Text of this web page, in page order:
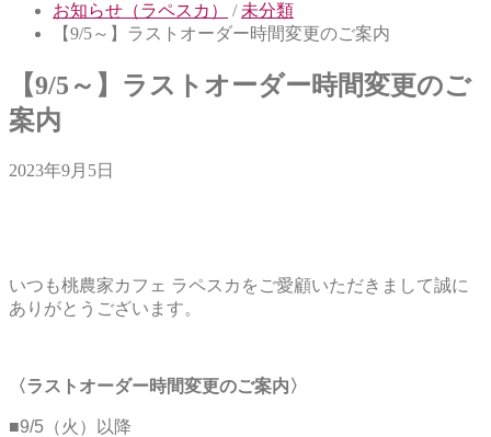
お知らせ（ラペスカ）
/ 未分類
【9/5～】ラストオーダー時間変更のご案内
【9/5～】ラストオーダー時間変更のご
案内
2023年9月5日
いつも桃農家カフェ ラペスカをご愛顧いただきまして誠に
ありがとうございます。
〈ラストオーダー時間変更のご案内〉
■9/5（火）以降